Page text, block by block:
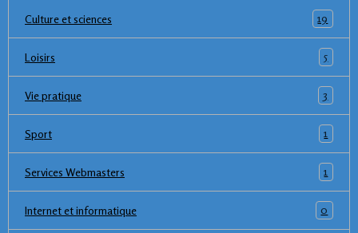
Culture et sciences 19
Loisirs 5
Vie pratique 3
Sport 1
Services Webmasters 1
Internet et informatique 0